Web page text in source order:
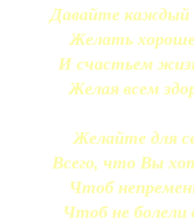
Давайте
Желать
И счастьем
Желая всем
Желайте для
Всего, что Вы
Чтоб
Чтоб не болели